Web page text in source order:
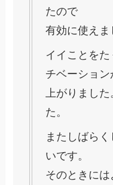
たので
有効に使えま
イイことを
チベーション
上がりまし
た。
またしばら
いです。
そのときには